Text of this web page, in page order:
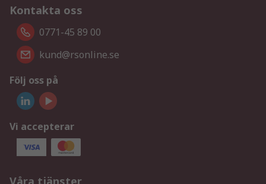
Kontakta oss
0771-45 89 00
kund@rsonline.se
Följ oss på
Vi accepterar